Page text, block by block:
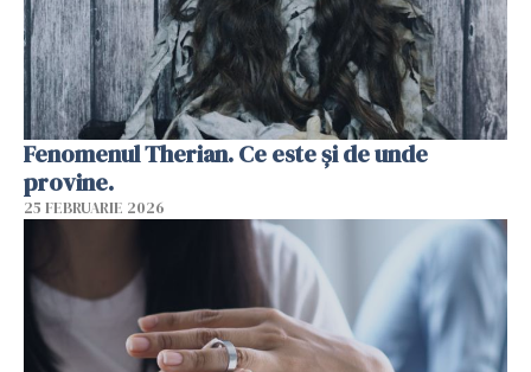
Fenomenul Therian. Ce este și de unde
provine.
25 FEBRUARIE 2026